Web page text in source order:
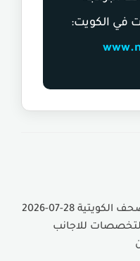
في الكويت:
وظائف الصحف الكويتية 28-07-2026
للاجانب